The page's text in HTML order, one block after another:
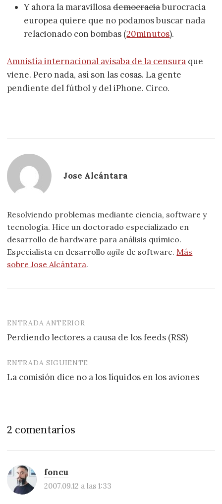
Y ahora la maravillosademocraciaburocracia
europea quiere que no podamos buscar nada
relacionado con bombas (20minutos).
Amnistía internacional avisaba de la censura que
viene. Pero nada, así son las cosas. La gente
pendiente del fútbol y del iPhone. Circo.
Jose Alcántara
Resolviendo problemas mediante ciencia, software y
tecnología. Hice un doctorado especializado en
desarrollo de hardware para análisis químico.
Especialista en desarrolloagile de software. Más
sobre Jose Alcántara.
Navegación
de
entradas
ENTRADA ANTERIOR
Perdiendo lectores a causa de los feeds (RSS)
ENTRADA SIGUIENTE
La comisión dice no a los líquidos en los aviones
2 comentarios
foncu
2007.09.12 a las 1:33